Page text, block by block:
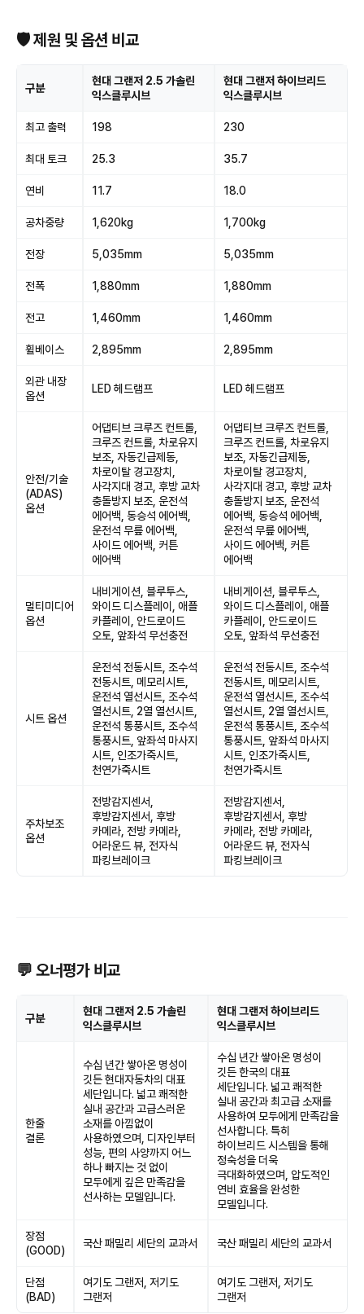
🛡 제원 및 옵션 비교
구분
현대 그랜저 2.5 가솔린
익스클루시브
현대 그랜저 하이브리드
익스클루시브
최고 출력 198 230
최대 토크 25.3 35.7
연비 11.7 18.0
공차중량 1,620kg 1,700kg
전장 5,035mm 5,035mm
전폭 1,880mm 1,880mm
전고 1,460mm 1,460mm
휠베이스 2,895mm 2,895mm
외관 내장
옵션
LED 헤드램프 LED 헤드램프
안전/기술
(ADAS)
옵션
어댑티브 크루즈 컨트롤,
크루즈 컨트롤, 차로유지
보조, 자동긴급제동,
차로이탈 경고장치,
사각지대 경고, 후방 교차
충돌방지 보조, 운전석
에어백, 동승석 에어백,
운전석 무릎 에어백,
사이드 에어백, 커튼
에어백
어댑티브 크루즈 컨트롤,
크루즈 컨트롤, 차로유지
보조, 자동긴급제동,
차로이탈 경고장치,
사각지대 경고, 후방 교차
충돌방지 보조, 운전석
에어백, 동승석 에어백,
운전석 무릎 에어백,
사이드 에어백, 커튼
에어백
멀티미디어
옵션
내비게이션, 블루투스,
와이드 디스플레이, 애플
카플레이, 안드로이드
오토, 앞좌석 무선충전
내비게이션, 블루투스,
와이드 디스플레이, 애플
카플레이, 안드로이드
오토, 앞좌석 무선충전
시트 옵션
운전석 전동시트, 조수석
전동시트, 메모리시트,
운전석 열선시트, 조수석
열선시트, 2열 열선시트,
운전석 통풍시트, 조수석
통풍시트, 앞좌석 마사지
시트, 인조가죽시트,
천연가죽시트
운전석 전동시트, 조수석
전동시트, 메모리시트,
운전석 열선시트, 조수석
열선시트, 2열 열선시트,
운전석 통풍시트, 조수석
통풍시트, 앞좌석 마사지
시트, 인조가죽시트,
천연가죽시트
주차보조
옵션
전방감지센서,
후방감지센서, 후방
카메라, 전방 카메라,
어라운드 뷰, 전자식
파킹브레이크
전방감지센서,
후방감지센서, 후방
카메라, 전방 카메라,
어라운드 뷰, 전자식
파킹브레이크
💬 오너평가 비교
구분
현대 그랜저 2.5 가솔린
익스클루시브
현대 그랜저 하이브리드
익스클루시브
한줄
결론
수십 년간 쌓아온 명성이
깃든 현대자동차의 대표
세단입니다. 넓고 쾌적한
실내 공간과 고급스러운
소재를 아낌없이
사용하였으며, 디자인부터
성능, 편의 사양까지 어느
하나 빠지는 것 없이
모두에게 깊은 만족감을
선사하는 모델입니다.
수십 년간 쌓아온 명성이
깃든 한국의 대표
세단입니다. 넓고 쾌적한
실내 공간과 최고급 소재를
사용하여 모두에게 만족감을
선사합니다. 특히
하이브리드 시스템을 통해
정숙성을 더욱
극대화하였으며, 압도적인
연비 효율을 완성한
모델입니다.
장점
(GOOD)
국산 패밀리 세단의 교과서 국산 패밀리 세단의 교과서
단점
(BAD)
여기도 그랜저, 저기도
그랜저
여기도 그랜저, 저기도
그랜저